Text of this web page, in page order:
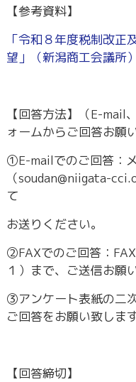
【参考資料】
「令和８年度税制改正
望」（新潟商工会議所）
【回答方法】（E-mail
ォームからご回答お願
①E-mailでのご回答：
（soudan@niigata-
て
お送りください。
②FAXでのご回答：
１）まで、ご送信お願
③アンケート表紙の二
ご回答をお願い致します
【回答締切】